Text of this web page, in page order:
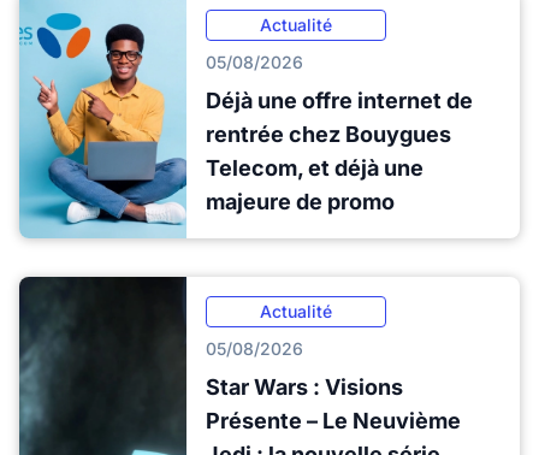
Actualité
05/08/2026
Déjà une offre internet de
rentrée chez Bouygues
Telecom, et déjà une
majeure de promo
Actualité
05/08/2026
Star Wars : Visions
Présente – Le Neuvième